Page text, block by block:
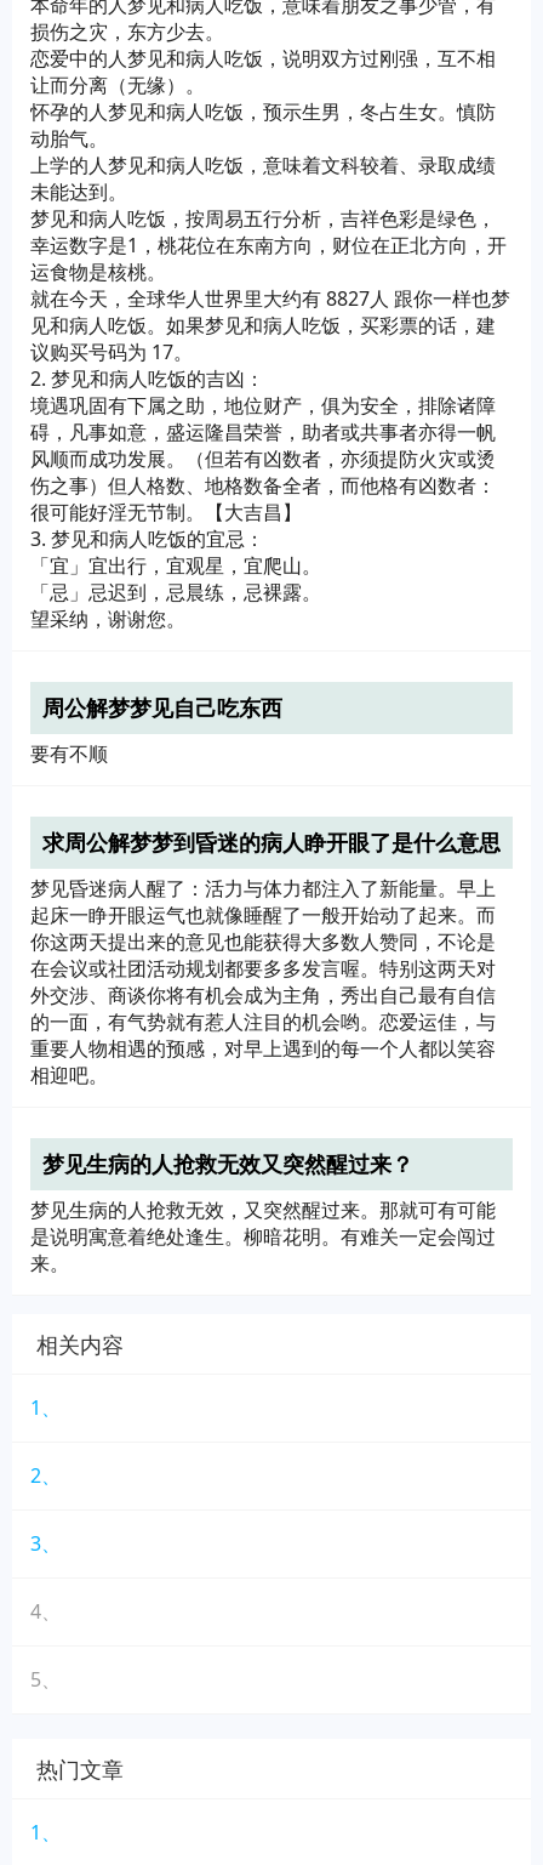
损伤之灾，东方少去。
恋爱中的人梦见和病人吃饭，说明双方过刚强，互不相
让而分离（无缘）。
怀孕的人梦见和病人吃饭，预示生男，冬占生女。慎防
动胎气。
上学的人梦见和病人吃饭，意味着文科较着、录取成绩
未能达到。
梦见和病人吃饭，按周易五行分析，吉祥色彩是绿色，
幸运数字是1，桃花位在东南方向，财位在正北方向，开
运食物是核桃。
就在今天，全球华人世界里大约有 8827人 跟你一样也梦
见和病人吃饭。如果梦见和病人吃饭，买彩票的话，建
议购买号码为 17。
2. 梦见和病人吃饭的吉凶：
境遇巩固有下属之助，地位财产，俱为安全，排除诸障
碍，凡事如意，盛运隆昌荣誉，助者或共事者亦得一帆
风顺而成功发展。（但若有凶数者，亦须提防火灾或烫
伤之事）但人格数、地格数备全者，而他格有凶数者：
很可能好淫无节制。【大吉昌】
3. 梦见和病人吃饭的宜忌：
「宜」宜出行，宜观星，宜爬山。
「忌」忌迟到，忌晨练，忌裸露。
望采纳，谢谢您。
周公解梦梦见自己吃东西
要有不顺
求周公解梦梦到昏迷的病人睁开眼了是什么意思
梦见昏迷病人醒了：活力与体力都注入了新能量。早上
起床一睁开眼运气也就像睡醒了一般开始动了起来。而
你这两天提出来的意见也能获得大多数人赞同，不论是
在会议或社团活动规划都要多多发言喔。特别这两天对
外交涉、商谈你将有机会成为主角，秀出自己最有自信
的一面，有气势就有惹人注目的机会哟。恋爱运佳，与
重要人物相遇的预感，对早上遇到的每一个人都以笑容
相迎吧。
梦见生病的人抢救无效又突然醒过来？
梦见生病的人抢救无效，又突然醒过来。那就可有可能
是说明寓意着绝处逢生。柳暗花明。有难关一定会闯过
来。
相关内容
1、
2、
3、
4、
5、
热门文章
1、